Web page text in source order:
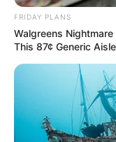
FRIDAY PLANS
Walgreens
This 87¢ Generic